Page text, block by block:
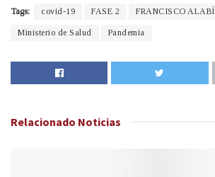
Tags: covid-19 FASE 2 FRANCISCO ALABÍ
Ministerio de Salud Pandemia
Relacionado Noticias